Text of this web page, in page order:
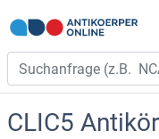
CLIC5